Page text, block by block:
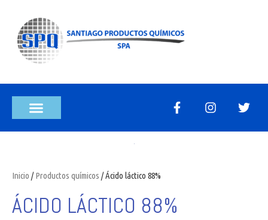
Inicio /Productos químicos / Ácido láctico 88%
ÁCIDO LÁCTICO 88%